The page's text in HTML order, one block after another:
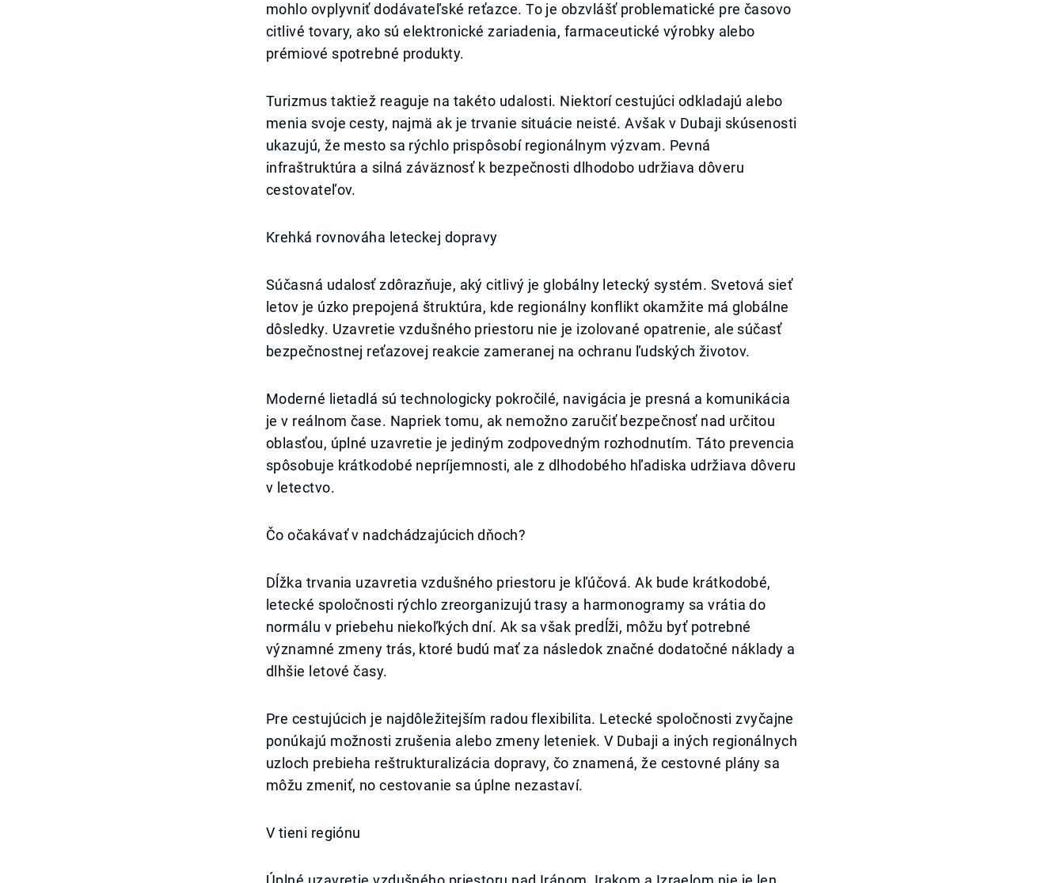
mohlo ovplyvniť dodávateľské reťazce. To je obzvlášť problematické pre časovo
citlivé tovary, ako sú elektronické zariadenia, farmaceutické výrobky alebo
prémiové spotrebné produkty.
Turizmus taktiež reaguje na takéto udalosti. Niektorí cestujúci odkladajú alebo
menia svoje cesty, najmä ak je trvanie situácie neisté. Avšak v Dubaji skúsenosti
ukazujú, že mesto sa rýchlo prispôsobí regionálnym výzvam. Pevná
infraštruktúra a silná záväznosť k bezpečnosti dlhodobo udržiava dôveru
cestovateľov.
Krehká rovnováha leteckej dopravy
Súčasná udalosť zdôrazňuje, aký citlivý je globálny letecký systém. Svetová sieť
letov je úzko prepojená štruktúra, kde regionálny konflikt okamžite má globálne
dôsledky. Uzavretie vzdušného priestoru nie je izolované opatrenie, ale súčasť
bezpečnostnej reťazovej reakcie zameranej na ochranu ľudských životov.
Moderné lietadlá sú technologicky pokročilé, navigácia je presná a komunikácia
je v reálnom čase. Napriek tomu, ak nemožno zaručiť bezpečnosť nad určitou
oblasťou, úplné uzavretie je jediným zodpovedným rozhodnutím. Táto prevencia
spôsobuje krátkodobé nepríjemnosti, ale z dlhodobého hľadiska udržiava dôveru
v letectvo.
Čo očakávať v nadchádzajúcich dňoch?
Dĺžka trvania uzavretia vzdušného priestoru je kľúčová. Ak bude krátkodobé,
letecké spoločnosti rýchlo zreorganizujú trasy a harmonogramy sa vrátia do
normálu v priebehu niekoľkých dní. Ak sa však predĺži, môžu byť potrebné
významné zmeny trás, ktoré budú mať za následok značné dodatočné náklady a
dlhšie letové časy.
Pre cestujúcich je najdôležitejším radou flexibilita. Letecké spoločnosti zvyčajne
ponúkajú možnosti zrušenia alebo zmeny leteniek. V Dubaji a iných regionálnych
uzloch prebieha reštrukturalizácia dopravy, čo znamená, že cestovné plány sa
môžu zmeniť, no cestovanie sa úplne nezastaví.
V tieni regiónu